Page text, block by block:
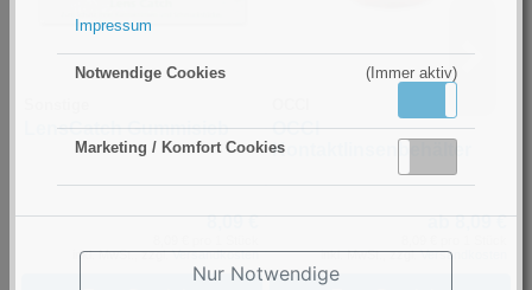
Impressum
Notwendige Cookies (Immer aktiv)
Marketing / Komfort Cookies
Nur Notwendige
LensCatch Gummisieb
8,09 €
inkl. MwSt., zzgl.Versandkosten
OCCI
Kontaktlinsenbehälter
ab 8,09 €
inkl. MwSt., zzgl.Versandkosten